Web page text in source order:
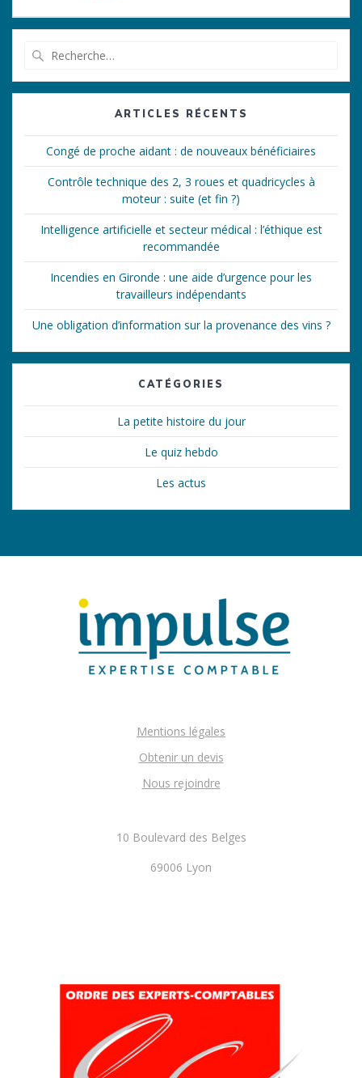
:
ARTICLES RÉCENTS
Congé de proche aidant : de nouveaux bénéficiaires
Contrôle technique des 2, 3 roues et quadricycles à
moteur : suite (et fin ?)
Intelligence artificielle et secteur médical : l’éthique est
recommandée
Incendies en Gironde : une aide d’urgence pour les
travailleurs indépendants
Une obligation d’information sur la provenance des vins ?
CATÉGORIES
La petite histoire du jour
Le quiz hebdo
Les actus
Mentions légales
Obtenir un devis
Nous rejoindre
10 Boulevard des Belges
69006 Lyon